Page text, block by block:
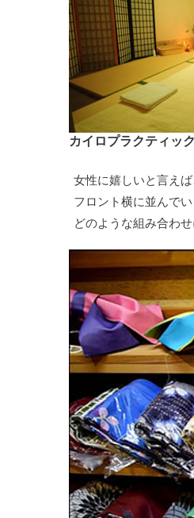
カイロプラクティッ
女性に嬉しいと言え
フロント横に並んで
どのような組み合わ